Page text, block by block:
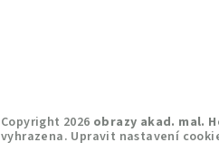
Copyright 2026 obrazy akad. mal.
vyhrazena. Upravit nastavení